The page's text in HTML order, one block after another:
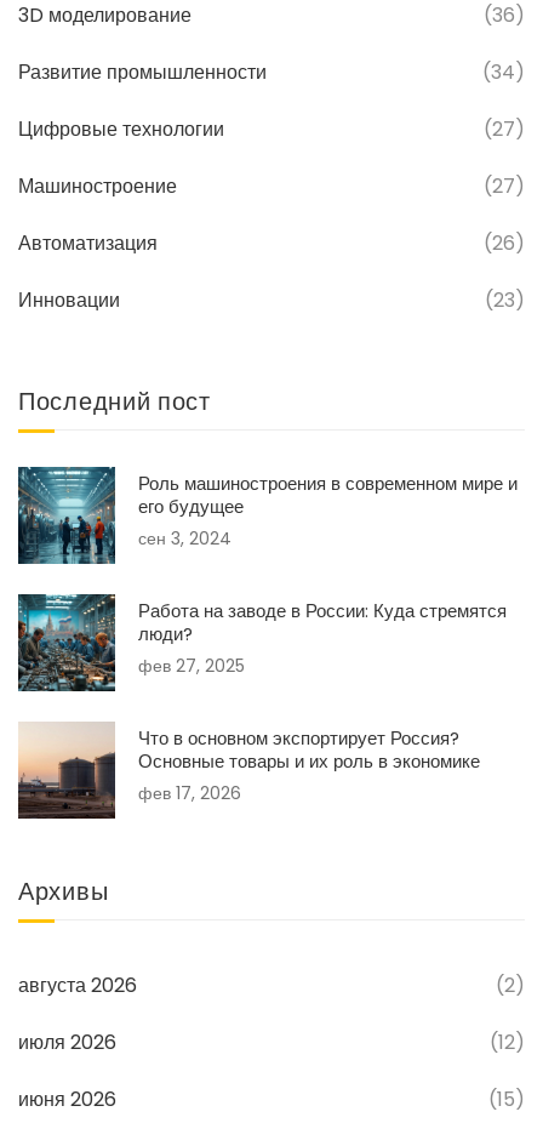
3D моделирование (36)
Развитие промышленности (34)
Цифровые технологии (27)
Машиностроение (27)
Автоматизация (26)
Инновации (23)
Последний пост
Роль машиностроения в современном мире и
его будущее
сен 3, 2024
Работа на заводе в России: Куда стремятся
люди?
фев 27, 2025
Что в основном экспортирует Россия?
Основные товары и их роль в экономике
фев 17, 2026
Архивы
августа 2026 (2)
июля 2026 (12)
июня 2026 (15)